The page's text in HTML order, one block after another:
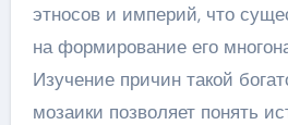
этносов и империй, что
на формирование его
Изучение причин такой
мозаики позволяет понять